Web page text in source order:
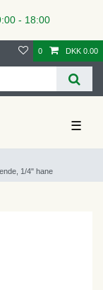
- 18:00
0 DKK 0.00
☰
1/4" hane